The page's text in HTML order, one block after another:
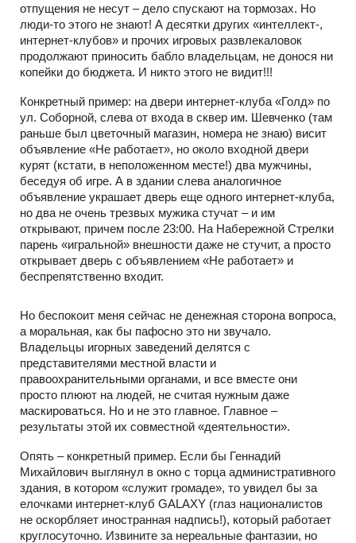
отпущения не несут – дело спускают на тормозах. Но
люди-то этого не знают! А десятки других «интеллект-,
интернет-клубов» и прочих игровых развлекаловок
продолжают приносить бабло владельцам, не донося ни
копейки до бюджета. И никто этого не видит!!!
Конкретный пример: на двери интернет-клуба «Голд» по
ул. Соборной, слева от входа в сквер им. Шевченко (там
раньше был цветочный магазин, номера не знаю) висит
объявление «Не работает», но около входной двери
курят (кстати, в неположенном месте!) два мужчины,
беседуя об игре. А в здании слева аналогичное
объявление украшает дверь еще одного интернет-клуба,
но два не очень трезвых мужика стучат – и им
открывают, причем после 23:00. На Набережной Стрелки
парень «игральной» внешности даже не стучит, а просто
открывает дверь с объявлением «Не работает» и
беспрепятственно входит.
Но беспокоит меня сейчас не денежная сторона вопроса,
а моральная, как бы пафосно это ни звучало.
Владельцы игорных заведений делятся с
представителями местной власти и
правоохранительными органами, и все вместе они
просто плюют на людей, не считая нужным даже
маскироваться. Но и не это главное. Главное –
результаты этой их совместной «деятельности».
Опять – конкретный пример. Если бы Геннадий
Михайлович выглянул в окно с торца административного
здания, в котором «служит громаде», то увидел бы за
елочками интернет-клуб GALAXY (глаз националистов
не оскорбляет иностранная надпись!), который работает
круглосуточно. Извините за нереальные фантазии, но